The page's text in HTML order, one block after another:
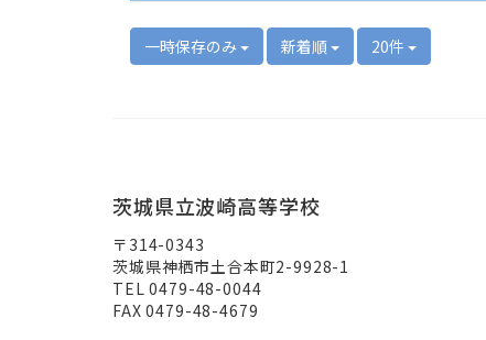
一時保存のみ 新着順 20件
茨城県立波崎高等学校
〒314-0343
茨城県神栖市土合本町2-9928-1
TEL 0479-48-0044
FAX 0479-48-4679